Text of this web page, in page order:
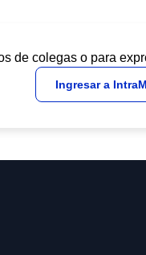
de colegas o para
Ingresar a